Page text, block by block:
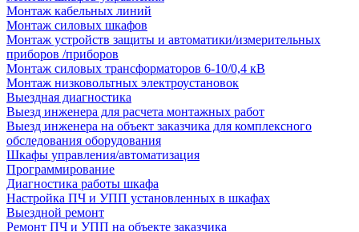
Монтаж кабельных линий
Монтаж силовых шкафов
Монтаж устройств защиты и автоматики/измерительных
приборов /приборов
Монтаж силовых трансформаторов 6-10/0,4 кВ
Монтаж низковольтных электроустановок
Выездная диагностика
Выезд инженера для расчета монтажных работ
Выезд инженера на объект заказчика для комплексного
обследования оборудования
Шкафы управления/автоматизация
Программирование
Диагностика работы шкафа
Настройка ПЧ и УПП установленных в шкафах
Выездной ремонт
Ремонт ПЧ и УПП на объекте заказчика